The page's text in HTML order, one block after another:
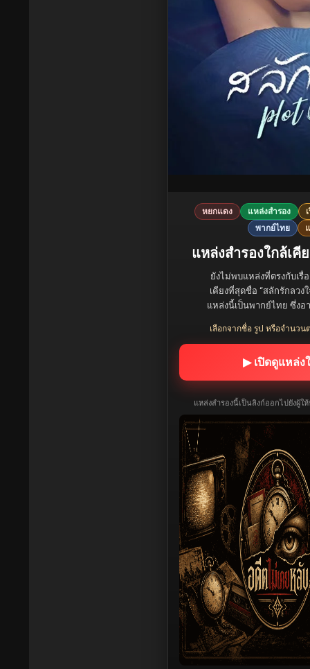
หยกแดง แหล่งสำรอง
พากย์ไทย
แหล่งสำรองใกล้เคี
ยังไม่พบแหล่งที่ตรงกับเรื่
เคียงที่สุดชื่อ “สลักรักลวง
แหล่งนี้เป็นพากย์ไทย ซึ่งอ
เลือกจากชื่อ รูป หรือจำนว
▶ เปิดดูแหล่ง
แหล่งสำรองนี้เป็นลิงก์ออกไปยังผู้ใ